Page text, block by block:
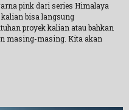
pink dari series Himalaya
bisa langsung
proyek kalian atau bahkan
masing-masing. Kita akan